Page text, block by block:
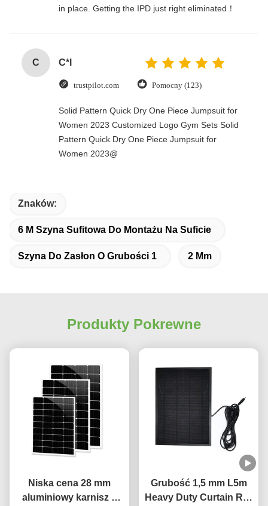
in place. Getting the IPD just right eliminated！
C C*l
trustpilot.com Pomocny (123)
Solid Pattern Quick Dry One Piece Jumpsuit for
Women 2023 Customized Logo Gym Sets Solid
Pattern Quick Dry One Piece Jumpsuit for
Women 2023@
Znaków:
6 M Szyna Sufitowa Do Montażu Na Suficie
Szyna Do Zasłon O Grubości 1 2 Mm
Produkty Pokrewne
Niska cena 28 mm
aluminiowy karnisz o
Grubość 1,5 mm L5m
Heavy Duty Curtain Rail